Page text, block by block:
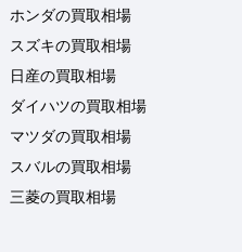
ホンダの買取相場
スズキの買取相場
日産の買取相場
ダイハツの買取相場
マツダの買取相場
スバルの買取相場
三菱の買取相場